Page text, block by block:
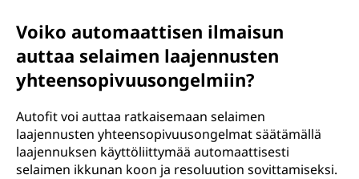
Voiko automaattisen ilmaisun
auttaa selaimen laajennusten
yhteensopivuusongelmiin?
Autofit voi auttaa ratkaisemaan selaimen
laajennusten yhteensopivuusongelmat säätämällä
laajennuksen käyttöliittymää automaattisesti
selaimen ikkunan koon ja resoluution sovittamiseksi.